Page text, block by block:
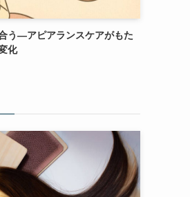
う―アピアランスケアがもた
化